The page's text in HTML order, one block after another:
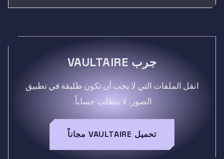
جرب VAULTAIRE
انقل الملفات التي لا يجب أن تكون طليقة في تطبيق
الصور. لا يتطلب حساباً.
تحميل VAULTAIRE مجاناً